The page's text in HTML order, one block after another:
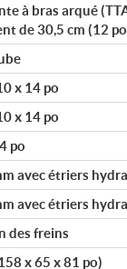
à bras arqué
de 30,5 cm (12
x 14 po
x 14 po
po
avec étriers
avec étriers
des freins
x 65 x 81 po)